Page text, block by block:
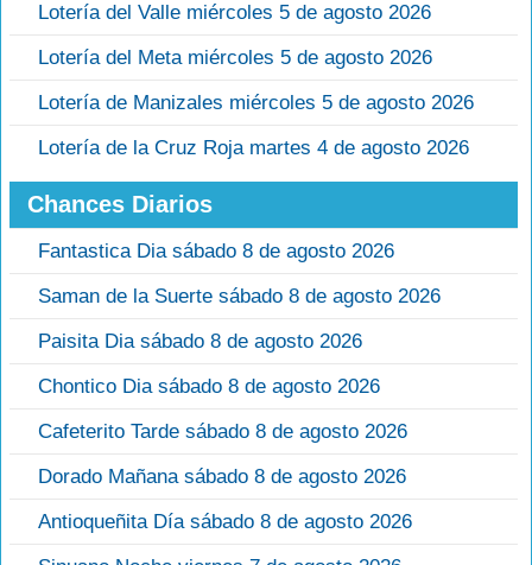
Lotería del Valle miércoles 5 de agosto 2026
Lotería del Meta miércoles 5 de agosto 2026
Lotería de Manizales miércoles 5 de agosto 2026
Lotería de la Cruz Roja martes 4 de agosto 2026
Chances Diarios
Fantastica Dia sábado 8 de agosto 2026
Saman de la Suerte sábado 8 de agosto 2026
Paisita Dia sábado 8 de agosto 2026
Chontico Dia sábado 8 de agosto 2026
Cafeterito Tarde sábado 8 de agosto 2026
Dorado Mañana sábado 8 de agosto 2026
Antioqueñita Día sábado 8 de agosto 2026